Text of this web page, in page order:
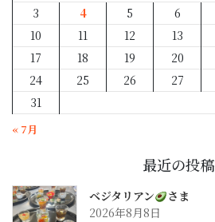
3
4 5 6
10
11 12 13
17
18 19 20
24
25 26 27
31
« 7月
最近の投稿
ベジタリアン
さま
2026年8月8日